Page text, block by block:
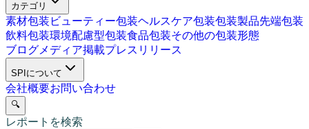
カテゴリ
素材包装 ビューティー包装ヘルスケア包装包装製品先端包装
飲料包装環境配慮型包装食品包装その他の包装形態
ブログメディア掲載プレスリリース
SPIについて
会社概要お問い合わせ
🔍
レポートを検索